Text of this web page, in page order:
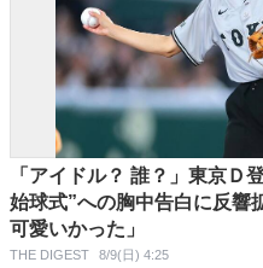
「アイドル？ 誰？」東京Ｄ
始球式”への胸中告白に反響
可愛いかった」
THE DIGEST 8/9(日) 4:25